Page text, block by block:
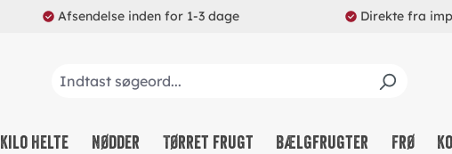
Afsendelse inden for 1-3 dage Direkte fra
Kilo Helte Nødder Tørret frugt Bælgfrugter Frø